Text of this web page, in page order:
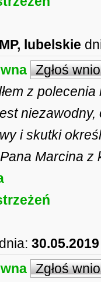
MP, lubelskie
Zgłoś
z
i skutki
Marcina z
dnia:
Zgłoś